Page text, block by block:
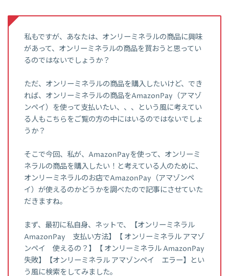
私もですが、あなたは、オンリーミネラルの商品に興味
があって、オンリーミネラルの商品を買おうと思ってい
るのではないでしょうか？
ただ、オンリーミネラルの商品を購入したいけど、でき
れば、オンリーミネラルの商品をAmazonPay（アマゾ
ンペイ）を使って支払いたい、、、という風に考えてい
る人もこちらをご覧の方の中にはいるのではないでしょ
うか？
そこで今回、私が、AmazonPayを使って、オンリーミ
ネラルの商品を購入したい！と考えている人のために、
オンリーミネラルのお店でAmazonPay（アマゾンペ
イ）が使えるのかどうかを調べたので記事にさせていた
だきますね。
まず、最初に私自身、ネットで、【オンリーミネラル
AmazonPay 支払い方法】【 オンリーミネラル アマゾ
ンペイ 使えるの？】【 オンリーミネラル AmazonPay
失敗】【オンリーミネラル アマゾンペイ エラー】とい
う風に検索をしてみました。